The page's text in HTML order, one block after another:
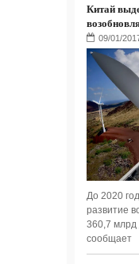
Китай
До 2020
развитие
360,7
сообщает